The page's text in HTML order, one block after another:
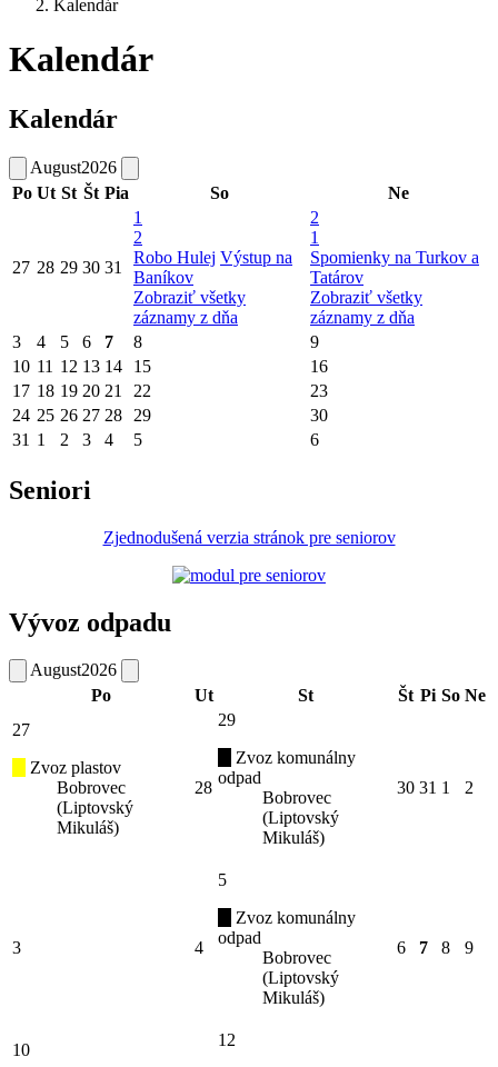
Kalendár
Kalendár
Kalendár
August2026
Po Ut St Št Pia So Ne
27 28 29 30 31
1
2
Robo Hulej Výstup na
Baníkov
Zobraziť všetky
záznamy z dňa
2
1
Spomienky na Turkov a
Tatárov
Zobraziť všetky
záznamy z dňa
3
4 5 6 7 8
9
10 11 12 13 14 15
16
17 18 19 20 21 22
23
24 25 26 27 28 29
30
31 1 2 3 4 5 6
Seniori
Zjednodušená verzia stránok pre seniorov
Vývoz odpadu
August2026
Po
Ut St Št Pi So Ne
27
Zvoz plastov
Bobrovec
(Liptovský
Mikuláš)
28
29
Zvoz komunálny
odpad
Bobrovec
(Liptovský
Mikuláš)
30 31 1 2
3 4
5
Zvoz komunálny
odpad
Bobrovec
(Liptovský
Mikuláš)
6 7 8 9
10
12